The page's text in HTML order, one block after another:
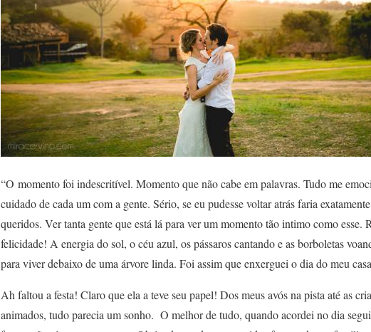
“O momento foi indescritível. Momento que não cabe em palavras. Tudo me
cuidado de cada um com a gente. Sério, se eu pudesse voltar atrás faria
queridos. Ver tanta gente que está lá para ver um momento tão intimo como esse.
felicidade! A energia do sol, o céu azul, os pássaros cantando e as borboletas
para viver debaixo de uma árvore linda. Foi assim que enxerguei o dia do meu
Ah faltou a festa! Claro que ela a teve seu papel! Dos meus avós na pista até as
animados, tudo parecia um sonho. O melhor de tudo, quando acordei no dia